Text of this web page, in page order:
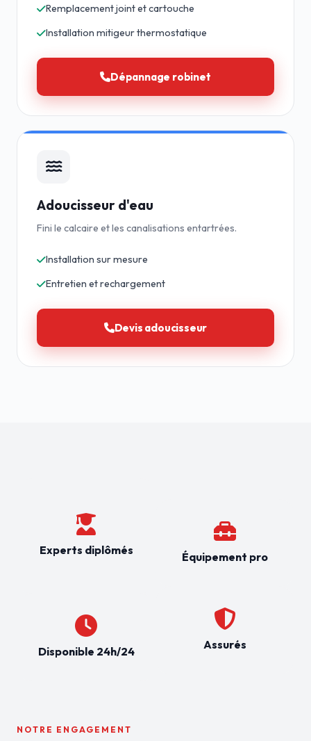
Remplacement joint et cartouche
Installation mitigeur thermostatique
Dépannage robinet
Adoucisseur d'eau
Fini le calcaire et les canalisations entartrées.
Installation sur mesure
Entretien et rechargement
Devis adoucisseur
Experts diplômés
Disponible 24h/24
Équipement pro
Assurés
NOTRE ENGAGEMENT